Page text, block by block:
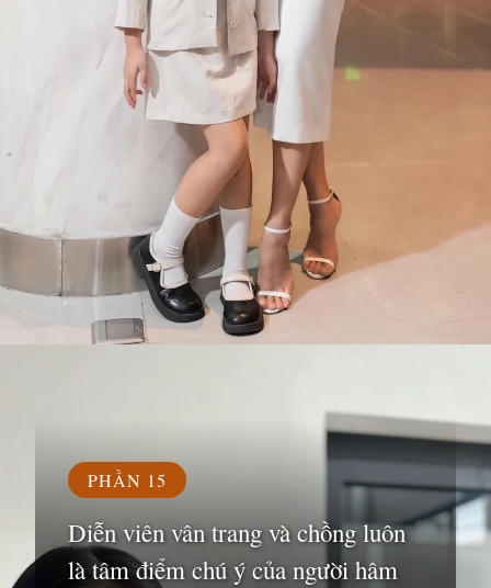
PHẦN 15
Diễn viên vân trang và chồng luôn
là tâm điểm chú ý của người hâm